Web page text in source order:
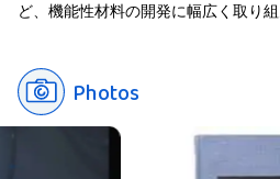
ど、機能性材料の開発に幅広く取り組
Photos